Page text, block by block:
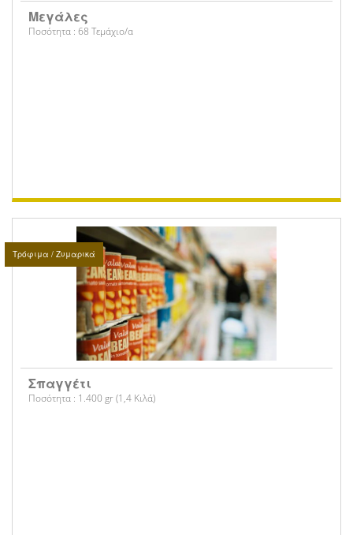
Μεγάλες
Ποσότητα : 68 Τεμάχιο/α
Τρόφιμα / Ζυμαρικά
Σπαγγέτι
Ποσότητα : 1.400 gr (1,4 Κιλά)